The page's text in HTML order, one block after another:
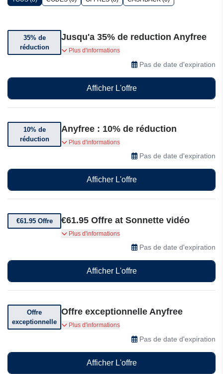
35% de
réduction
Jusqu'a 35% de reduction Anyfree
Bénéficiez jusqu'à 35% de réduction sur les
Plus d'informations
Pas de date d'expiration
Afficher L'offre
10% de
réduction
Anyfree : 10% de réduction
Bénéficiez jusqu’à 10% de réduction sur une
Plus d'informations
Pas de date d'expiration
Afficher L'offre
€61.95 Offre €61.95 Offre at Sonnette vidéo
Sonnette vidéo Wi-Fi sans fil alimentée par
batterie avec panneau solaire: €61.95 chez
Plus d'informations
Pas de date d'expiration
Afficher L'offre
Offre
exceptionnelle
Offre exceptionnelle Anyfree
Abonnement d'un mois à seulement 3$
Plus d'informations
Pas de date d'expiration
Afficher L'offre